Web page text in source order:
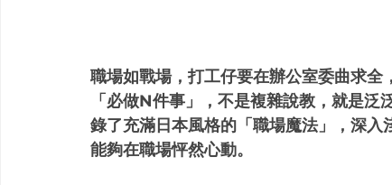
職場如戰場，打工仔要在辦公室委曲求全
「必做N件事」，不是複雜說教，就是泛
錄了充滿日本風格的「職場魔法」，深
能夠在職場怦然心動。